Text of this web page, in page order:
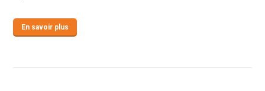
En savoir plus